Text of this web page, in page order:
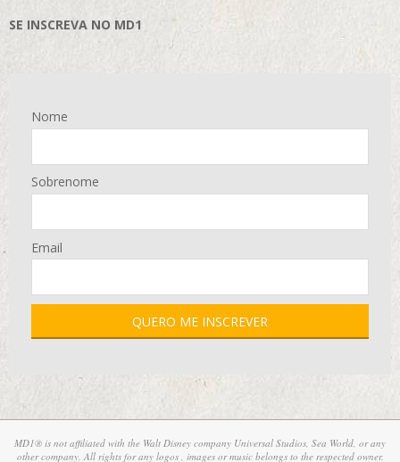
SE INSCREVA NO MD1
Nome
Sobrenome
Email
MD1® is not affiliated with the Walt Disney company Universal Studios, Sea World, or any
other company. All rights for any logos , images or music belongs to the respected owner.